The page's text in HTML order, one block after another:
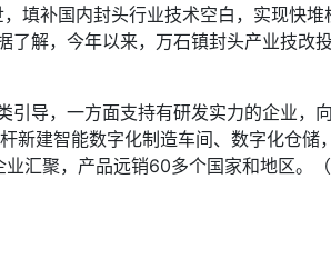
填补国内封头行业技术空白，实现快堆
解，今年以来，万石镇封头产业技改
导，一方面支持有研发实力的企业，
建智能数字化制造车间、数字化仓储
汇聚，产品远销60多个国家和地区。（